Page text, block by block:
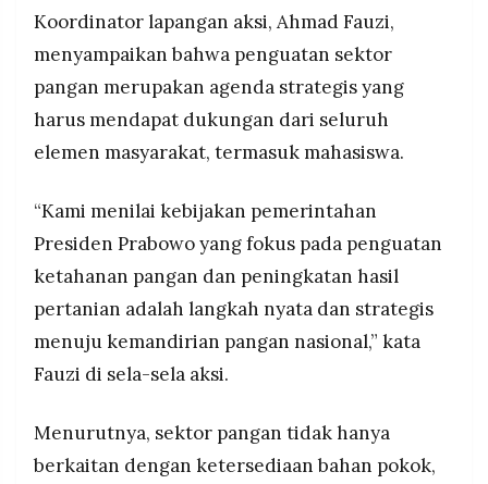
Resolusi.co
2026
RESOLUSI
MEDIA
Koordinator lapangan aksi, Ahmad Fauzi,
menyampaikan bahwa penguatan sektor
pangan merupakan agenda strategis yang
harus mendapat dukungan dari seluruh
elemen masyarakat, termasuk mahasiswa.
“Kami menilai kebijakan pemerintahan
Presiden Prabowo yang fokus pada penguatan
ketahanan pangan dan peningkatan hasil
pertanian adalah langkah nyata dan strategis
menuju kemandirian pangan nasional,” kata
Fauzi di sela-sela aksi.
Menurutnya, sektor pangan tidak hanya
berkaitan dengan ketersediaan bahan pokok,